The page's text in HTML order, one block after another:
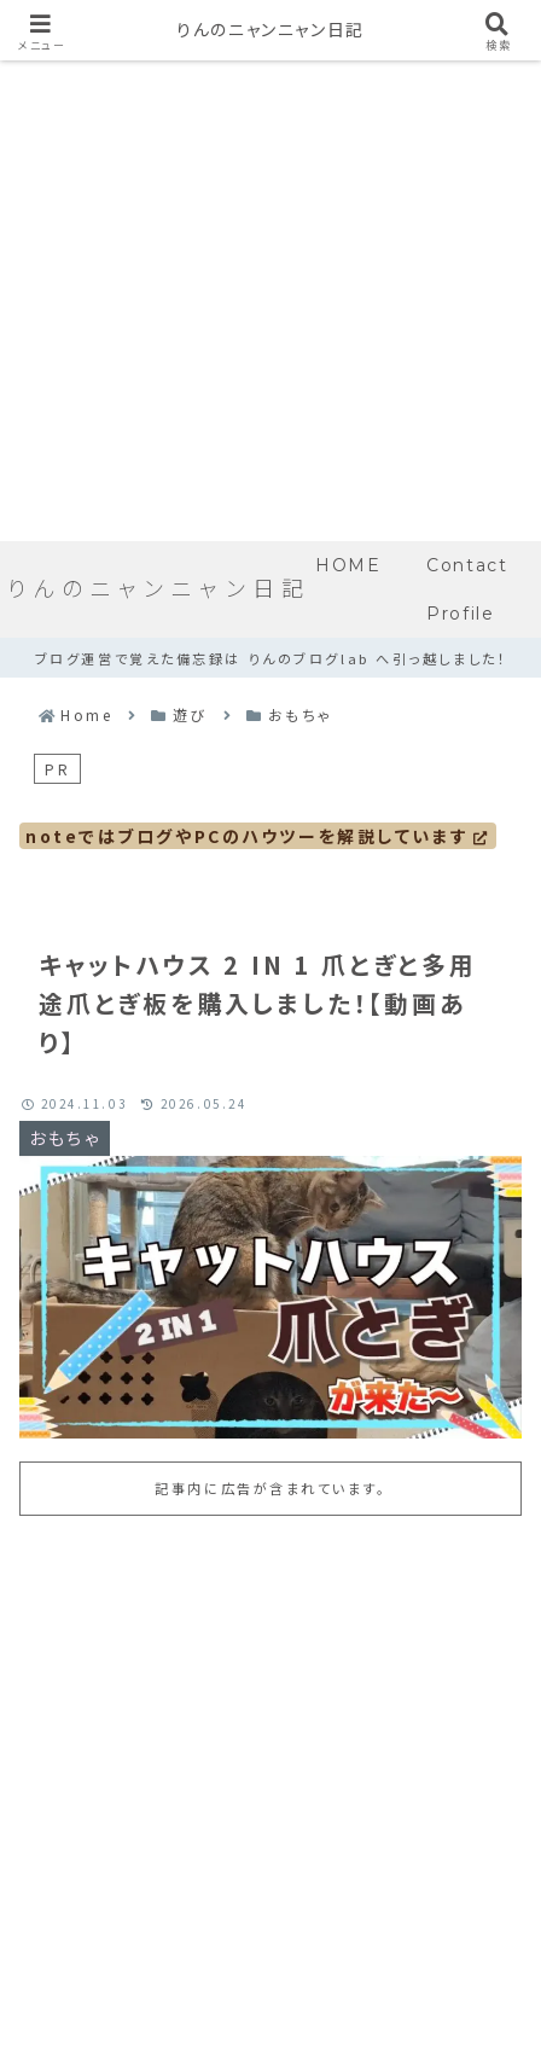
りんのニャンニャン日記
HOME Contact
Profile
ブログ運営で覚えた備忘録は りんのブログlab へ引っ越しました！
Home 遊び おもちゃ
PR
キャットハウス 2 IN 1 爪とぎと多用
途爪とぎ板を購入しました！【動画あ
り】
おもちゃ
2024.11.03 2026.05.24
記事内に広告が含まれています。
noteではブログやPCのハウツーを解説しています
メニュー
りんのニャンニャン日記
検索